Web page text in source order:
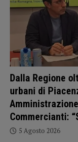
Dalla Regione
urbani di
Commercianti:
5 Agosto 2026